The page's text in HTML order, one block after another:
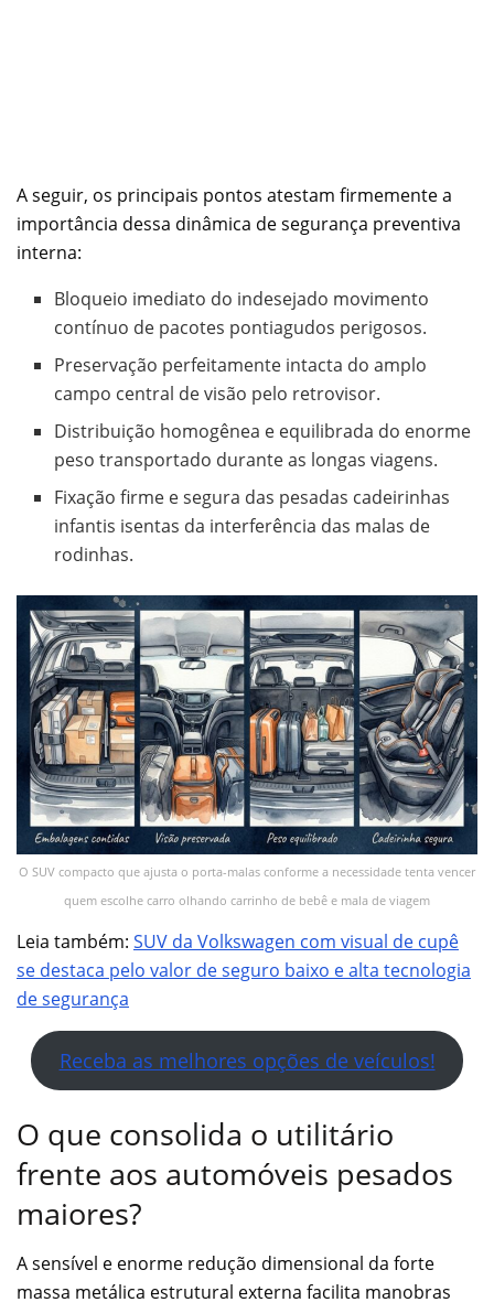
A seguir, os principais pontos atestam firmemente a
importância dessa dinâmica de segurança preventiva
interna:
Bloqueio imediato do indesejado movimento
contínuo de pacotes pontiagudos perigosos.
Preservação perfeitamente intacta do amplo
campo central de visão pelo retrovisor.
Distribuição homogênea e equilibrada do enorme
peso transportado durante as longas viagens.
Fixação firme e segura das pesadas cadeirinhas
infantis isentas da interferência das malas de
rodinhas.
O SUV compacto que ajusta o porta-malas conforme a necessidade tenta vencer
quem escolhe carro olhando carrinho de bebê e mala de viagem
Leia também: SUV da Volkswagen com visual de cupê
se destaca pelo valor de seguro baixo e alta tecnologia
de segurança
Receba as melhores opções de veículos!
O que consolida o utilitário
frente aos automóveis pesados
maiores?
A sensível e enorme redução dimensional da forte
massa metálica estrutural externa facilita manobras